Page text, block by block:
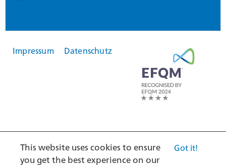
Got it!
This website uses cookies to ensure
you get the best experience on our
Impressum Datenschutz